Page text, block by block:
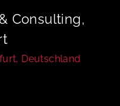
& Consulting,
Deutschland